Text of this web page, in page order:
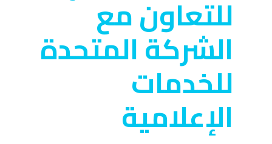
للتعاون مع
الشركة المتحدة
للخدمات
الإعلامية